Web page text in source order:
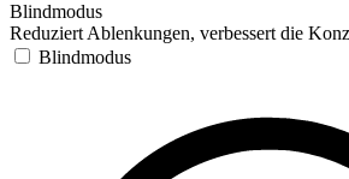
Blindmodus
Reduziert Ablenkungen, verbessert die
Blindmodus